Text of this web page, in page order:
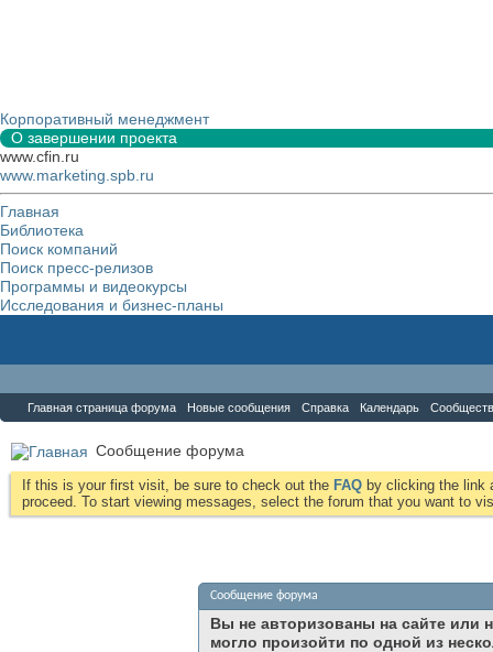
Корпоративный менеджмент
О завершении проекта
www.cfin.ru
www.marketing.spb.ru
Главная
Библиотека
Поиск компаний
Поиск пресс-релизов
Программы и видеокурсы
Исследования и бизнес-планы
Главная страница форума Новые сообщения Справка Календарь
Сообщение форума
If this is your first visit, be sure to check out the FAQ by clicking the link
proceed. To start viewing messages, select the forum that you want to
Сообщение форума
Вы не авторизованы на сайте или
могло произойти по одной из